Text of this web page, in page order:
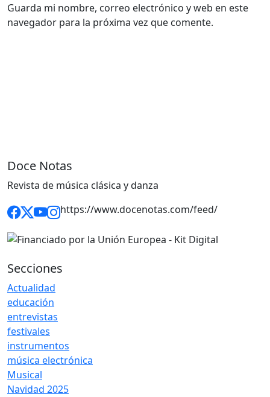
Guarda mi nombre, correo electrónico y web en este
navegador para la próxima vez que comente.
Doce Notas
Revista de música clásica y danza
https://www.docenotas.com/feed/
Secciones
Actualidad
educación
entrevistas
festivales
instrumentos
música electrónica
Musical
Navidad 2025